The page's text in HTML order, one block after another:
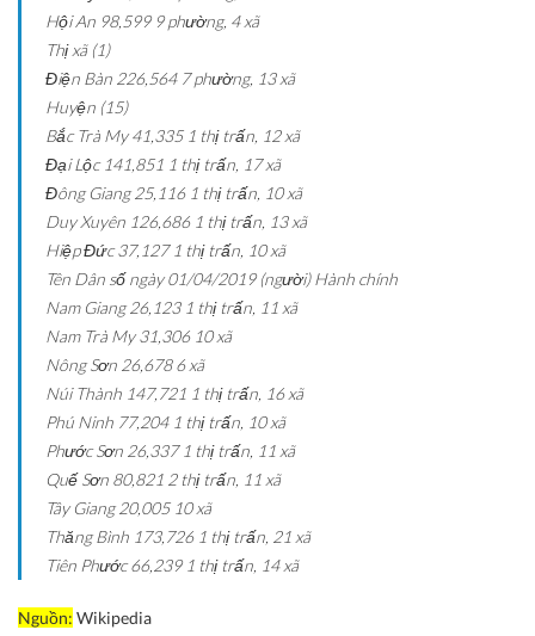
Hội An 98,599 9 phường, 4 xã
Thị xã (1)
Điện Bàn 226,564 7 phường, 13 xã
Huyện (15)
Bắc Trà My 41,335 1 thị trấn, 12 xã
Đại Lộc 141,851 1 thị trấn, 17 xã
Đông Giang 25,116 1 thị trấn, 10 xã
Duy Xuyên 126,686 1 thị trấn, 13 xã
Hiệp Đức 37,127 1 thị trấn, 10 xã
Tên Dân số ngày 01/04/2019 (người) Hành chính
Nam Giang 26,123 1 thị trấn, 11 xã
Nam Trà My 31,306 10 xã
Nông Sơn 26,678 6 xã
Núi Thành 147,721 1 thị trấn, 16 xã
Phú Ninh 77,204 1 thị trấn, 10 xã
Phước Sơn 26,337 1 thị trấn, 11 xã
Quế Sơn 80,821 2 thị trấn, 11 xã
Tây Giang 20,005 10 xã
Thăng Bình 173,726 1 thị trấn, 21 xã
Tiên Phước 66,239 1 thị trấn, 14 xã
Nguồn: Wikipedia